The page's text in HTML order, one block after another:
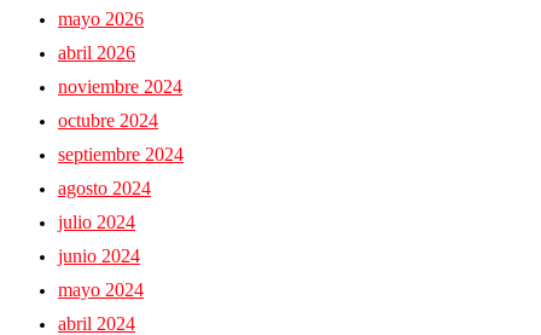
mayo 2026
abril 2026
noviembre 2024
octubre 2024
septiembre 2024
agosto 2024
julio 2024
junio 2024
mayo 2024
abril 2024